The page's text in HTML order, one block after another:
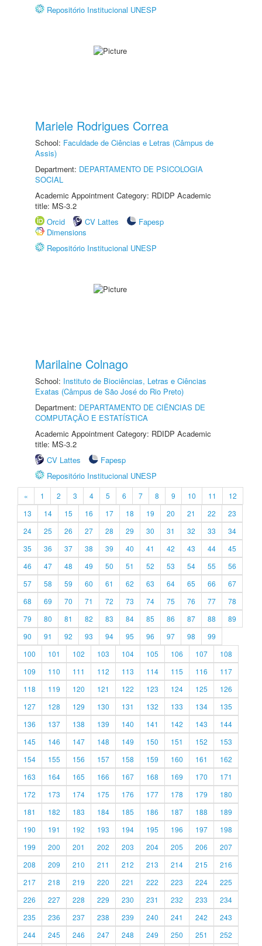
Repositório Institucional UNESP
Mariele Rodrigues Correa
School: Faculdade de Ciências e Letras (Câmpus de
Assis)
Department: DEPARTAMENTO DE PSICOLOGIA
SOCIAL
Academic Appointment Category: RDIDP Academic
title: MS-3.2
Orcid
CV Lattes
Fapesp
Dimensions
Repositório Institucional UNESP
Marilaine Colnago
School: Instituto de Biociências, Letras e Ciências
Exatas (Câmpus de São José do Rio Preto)
Department: DEPARTAMENTO DE CIÊNCIAS DE
COMPUTAÇÃO E ESTATÍSTICA
Academic Appointment Category: RDIDP Academic
title: MS-3.2
CV Lattes
Fapesp
Repositório Institucional UNESP
« 1 2 3 4 5 6 7 8 9 10 11
12
13
14 15 16 17 18 19 20 21 22
23
24
25 26 27 28 29 30 31 32 33
34
35
36 37 38 39 40 41 42 43 44
45
46
47 48 49 50 51 52 53 54 55
56
57
58 59 60 61 62 63 64 65 66
67
68
69 70 71 72 73 74 75 76 77
78
79
80 81 82 83 84 85 86 87 88
89
90
91 92 93 94 95 96 97 98
99
100
101 102 103 104 105 106 107
108
109
110 111 112 113 114 115 116
117
118
119 120 121 122 123 124 125
126
127
128 129 130 131 132 133 134
135
136
137 138 139 140 141 142 143
144
145
146 147 148 149 150 151 152
153
154
155 156 157 158 159 160 161
162
163
164 165 166 167 168 169 170
171
172
173 174 175 176 177 178 179
180
181
182 183 184 185 186 187 188
189
190
191 192 193 194 195 196 197
198
199
200 201 202 203 204 205 206
207
208
209 210 211 212 213 214 215
216
217
218 219 220 221 222 223 224
225
226
227 228 229 230 231 232 233
234
235
236 237 238 239 240 241 242
243
244
245 246 247 248 249 250 251 252